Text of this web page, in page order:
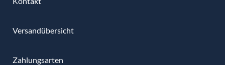
Versandübersicht
Zahlungsarten